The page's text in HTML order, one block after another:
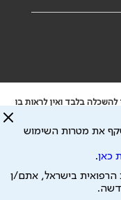
בלבד ואין לראות בו
באתר זה ולכל נזק
השרות וכי חלק ממנו עשוי
הפרטיות
עיצוב ע"י
את מטרות השימוש
כאן.
בישראל, אתם/ן